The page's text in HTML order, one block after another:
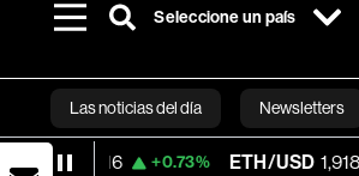
Seleccione un país
Las noticias del día Newsletters
ETH/USD 1,918.235 +2.29%